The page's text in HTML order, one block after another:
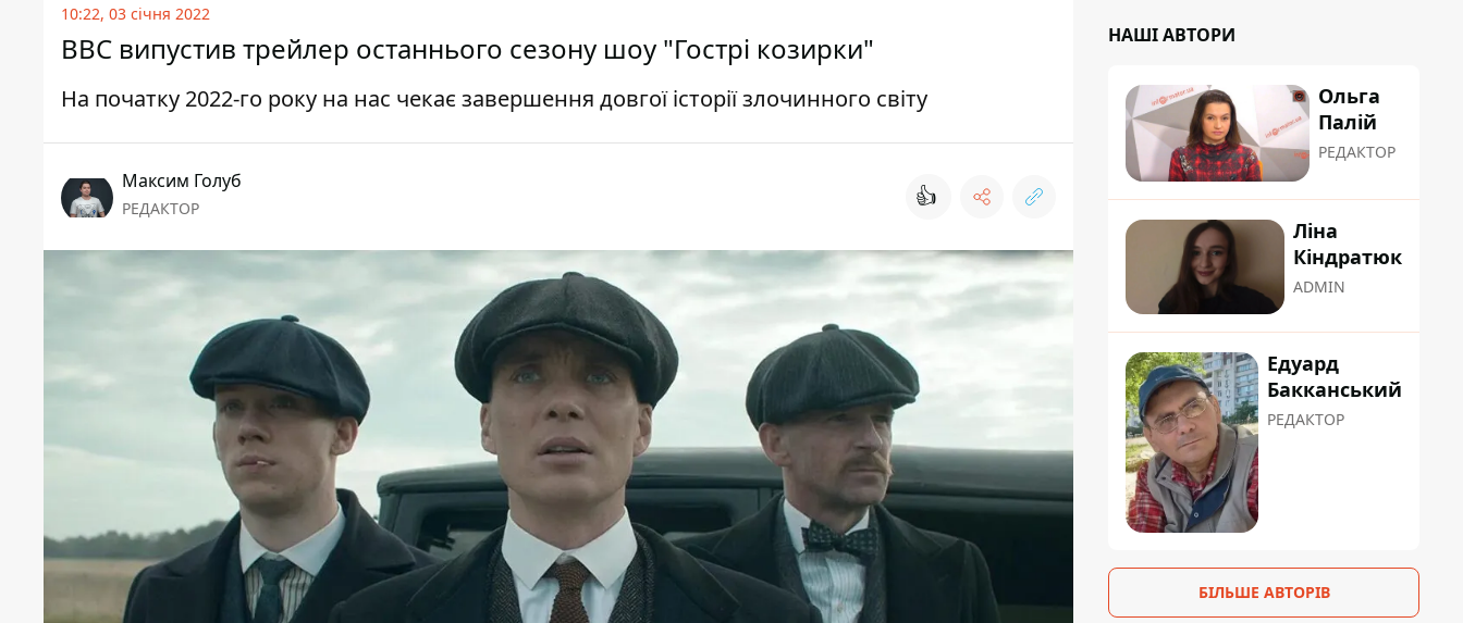
10:22, 03 січня 2022
BBC випустив трейлер останнього сезону шоу "Гострі козирки"
На початку 2022-го року на нас чекає завершення довгої історії злочинного світу
Максим Голуб
РЕДАКТОР 👍
НАШІ АВТОРИ
Ольга
Палій
РЕДАКТОР
Ліна
Кіндратюк
ADMIN
Едуард
Бакканський
РЕДАКТОР
БІЛЬШЕ АВТОРІВ